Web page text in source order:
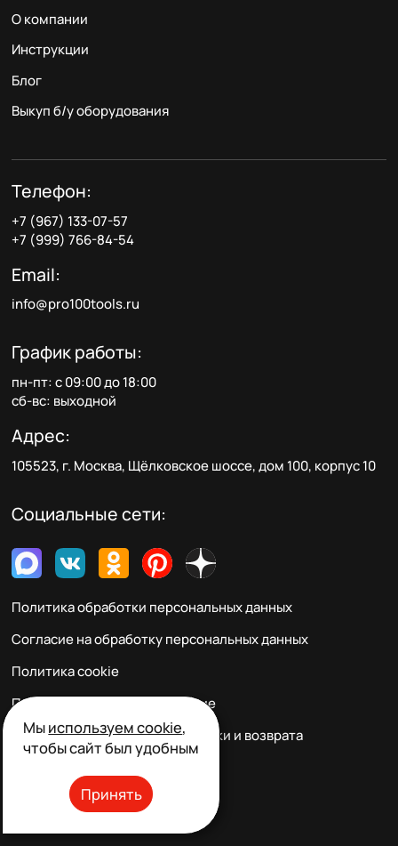
О компании
Инструкции
Блог
Выкуп б/у оборудования
Телефон:
+7 (967) 133-07-57
+7 (999) 766-84-54
Email:
info@pro100tools.ru
График работы:
пн-пт: с 09:00 до 18:00
сб-вс: выходной
Адрес:
105523, г. Москва, Щёлковское шоссе, дом 100, корпус 10
Социальные сети:
Политика обработки персональных данных
Согласие на обработку персональных данных
Политика cookie
Пользовательское соглашение
Правила заказа, оплаты, доставки и возврата
Мыиспользуем cookie,
чтобы сайт был удобным
Принять